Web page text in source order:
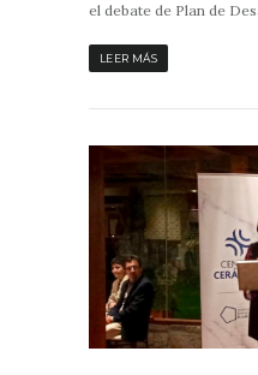
el debate de Plan de
LEER MÁS